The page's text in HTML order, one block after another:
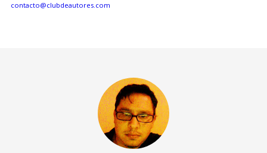
contacto@clubdeautores.com